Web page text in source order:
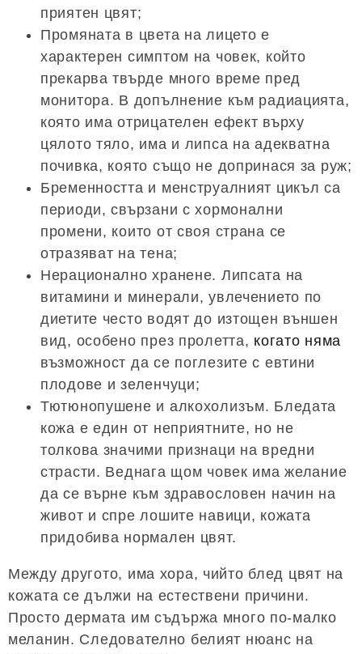
приятен цвят;
Промяната в цвета на лицето е
характерен симптом на човек, който
прекарва твърде много време пред
монитора. В допълнение към радиацията,
която има отрицателен ефект върху
цялото тяло, има и липса на адекватна
почивка, която също не допринася за руж;
Бременността и менструалният цикъл са
периоди, свързани с хормонални
промени, които от своя страна се
отразяват на тена;
Нерационално хранене. Липсата на
витамини и минерали, увлечението по
диетите често водят до изтощен външен
вид, особено през пролетта, когато няма
възможност да се поглезите с евтини
плодове и зеленчуци;
Тютюнопушене и алкохолизъм. Бледата
кожа е един от неприятните, но не
толкова значими признаци на вредни
страсти. Веднага щом човек има желание
да се върне към здравословен начин на
живот и спре лошите навици, кожата
придобива нормален цвят.
Между другото, има хора, чийто блед цвят на
кожата се дължи на естествени причини.
Просто дермата им съдържа много по-малко
меланин. Следователно белият нюанс на